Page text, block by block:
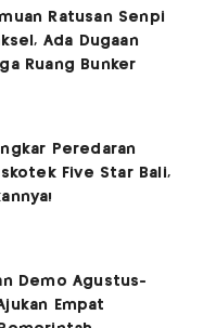
Ratusan Senpi
Ada Dugaan
Ruang Bunker
Peredaran
Five Star Bali,
Demo Agustus-
Empat